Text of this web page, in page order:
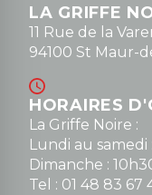
LA GRIFFE
11 Rue de la
94100 St Maur-
HORAIRES
La Griffe Noire :
Lundi au samedi
Dimanche :
Tel : 01 48 83 67